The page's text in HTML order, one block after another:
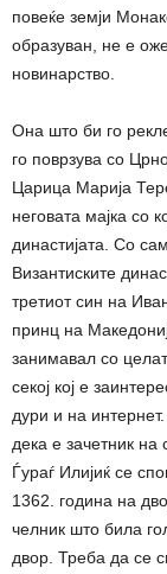
повеќе земји
образуван, не е
новинарство.
Она што би го
го поврзува со
Царица Марија
неговата мајка со
династијата. Со
Византиските
третиот син на
принц на
занимавал со
секој кој е
дури и на
дека е зачетник на
Ѓураѓ Илијиќ се
1362. година на
челник што била
двор. Треба да се